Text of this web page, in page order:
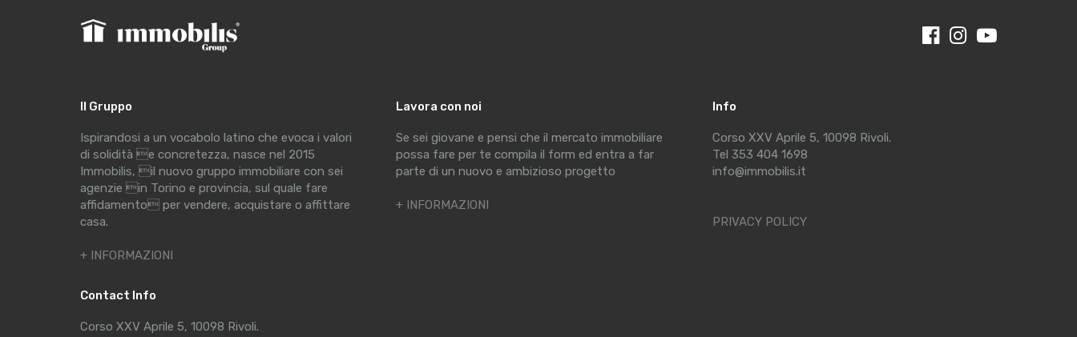
Il Gruppo
Ispirandosi a un vocabolo latino che evoca i valori
di solidità e concretezza, nasce nel 2015
Immobilis, il nuovo gruppo immobiliare con sei
agenzie in Torino e provincia, sul quale fare
affidamento per vendere, acquistare o affittare
casa.
+ INFORMAZIONI
Contact Info
Corso XXV Aprile 5, 10098 Rivoli.
Lavora con noi
Se sei giovane e pensi che il mercato immobiliare
possa fare per te compila il form ed entra a far
parte di un nuovo e ambizioso progetto
+ INFORMAZIONI
Info
Corso XXV Aprile 5, 10098 Rivoli.
Tel 353 404 1698
info@immobilis.it
PRIVACY POLICY